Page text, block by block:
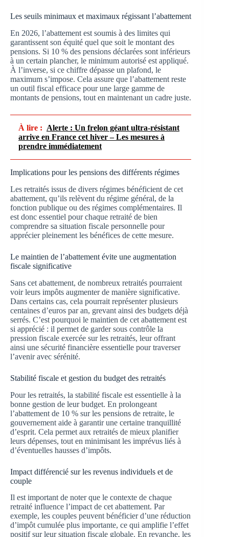
Les seuils minimaux et maximaux régissant l’abattement
En 2026, l’abattement est soumis à des limites qui
garantissent son équité quel que soit le montant des
pensions. Si 10 % des pensions déclarées sont inférieurs
à un certain plancher, le minimum autorisé est appliqué.
À l’inverse, si ce chiffre dépasse un plafond, le
maximum s’impose. Cela assure que l’abattement reste
un outil fiscal efficace pour une large gamme de
montants de pensions, tout en maintenant un cadre juste.
À lire : Alerte : Un frelon géant ultra-résistant
arrive en France cet hiver – Les mesures à
prendre immédiatement
Implications pour les pensions des différents régimes
Les retraités issus de divers régimes bénéficient de cet
abattement, qu’ils relèvent du régime général, de la
fonction publique ou des régimes complémentaires. Il
est donc essentiel pour chaque retraité de bien
comprendre sa situation fiscale personnelle pour
apprécier pleinement les bénéfices de cette mesure.
Le maintien de l’abattement évite une augmentation
fiscale significative
Sans cet abattement, de nombreux retraités pourraient
voir leurs impôts augmenter de manière significative.
Dans certains cas, cela pourrait représenter plusieurs
centaines d’euros par an, grevant ainsi des budgets déjà
serrés. C’est pourquoi le maintien de cet abattement est
si apprécié : il permet de garder sous contrôle la
pression fiscale exercée sur les retraités, leur offrant
ainsi une sécurité financière essentielle pour traverser
l’avenir avec sérénité.
Stabilité fiscale et gestion du budget des retraités
Pour les retraités, la stabilité fiscale est essentielle à la
bonne gestion de leur budget. En prolongeant
l’abattement de 10 % sur les pensions de retraite, le
gouvernement aide à garantir une certaine tranquillité
d’esprit. Cela permet aux retraités de mieux planifier
leurs dépenses, tout en minimisant les imprévus liés à
d’éventuelles hausses d’impôts.
Impact différencié sur les revenus individuels et de
couple
Il est important de noter que le contexte de chaque
retraité influence l’impact de cet abattement. Par
exemple, les couples peuvent bénéficier d’une réduction
d’impôt cumulée plus importante, ce qui amplifie l’effet
positif sur leur situation fiscale globale. En revanche, les